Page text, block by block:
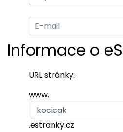
Informace o
URL stránky:
www.
.estranky.cz